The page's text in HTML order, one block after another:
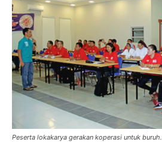
Peserta lokakarya gerakan koperasi untuk buruh.